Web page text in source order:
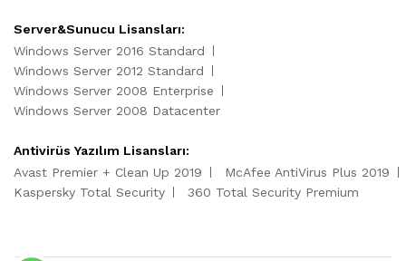
Server&Sunucu Lisansları:
Windows Server 2016 Standard
Windows Server 2012 Standard
Windows Server 2008 Enterprise
Windows Server 2008 Datacenter
Antivirüs Yazılım Lisansları:
Avast Premier + Clean Up 2019
McAfee AntiVirus Plus 2019
Kaspersky Total Security
360 Total Security Premium